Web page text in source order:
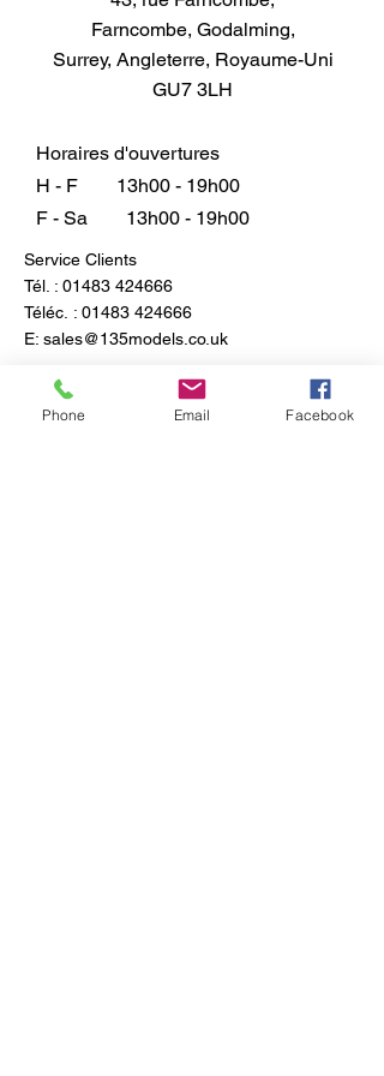
pulvérisation, mais fonctionne
comme un grand aérographe. Il
dispose d'un raccord spécial qui
aspiration ainsi que de godets à
alimentation par gravité.
Bronzage par pulvérisation
Automobile sur mesure
Peinture murale
Peinture de signe
Modèle Peinture
Céramique
Farncombe, Godalming,
Surrey, Angleterre, Royaume-Uni
GU7 3LH
Horaires d'ouvertures
H - F
13h00 - 19h00
F - Sa
13h00 - 19h00
Service Clients
Tél. : 01483 424666
Téléc. : 01483 424666
E: sales@135models.co.uk
FAQ
Expédition & retours
Phone Email Facebook